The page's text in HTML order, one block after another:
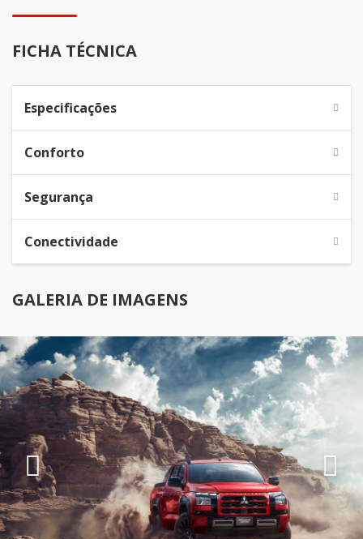
FICHA TÉCNICA
Especificações
Conforto
Segurança
Conectividade
GALERIA DE IMAGENS